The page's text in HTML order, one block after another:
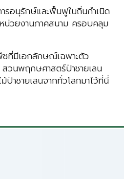
รอนุรักษ์และฟื้นฟูในถิ่นกำเนิด
น่วยงานภาคสนาม ครอบคลุม
ที่มีเอกลักษณ์เฉพาะตัว
วนพฤกษศาสตร์ป่าชายเลน
าชายเลนจากทั่วโลกมาไว้ที่นี่